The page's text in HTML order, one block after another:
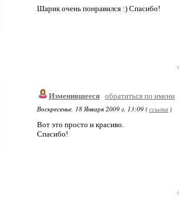
Шарик очень понравился :) Спасибо!
Изменившееся обратиться по имени
Воскресенье, 18 Января 2009 г. 13:09 (ссылка )
Вот это просто и красиво.
Спасибо!